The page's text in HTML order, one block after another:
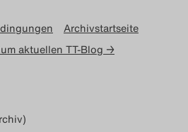
Archivstartseite
aktuellen TT-Blog →